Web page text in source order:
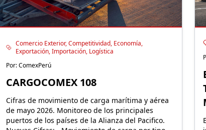
Comercio Exterior, Competitividad, Economía,
Exportación, Importación, Logística
Por: ComexPerú
CARGOCOMEX 108
Cifras de movimiento de carga marítima y aérea
de mayo 2026. Monitoreo de los principales
puertos de los países de la Alianza del Pacifico.